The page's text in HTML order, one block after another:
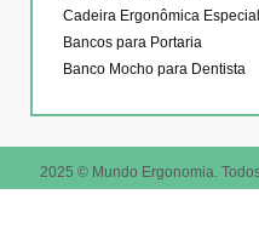
Cadeira Ergonômica
Bancos para Portaria
Banco Mocho para Dentista
2025 © Mundo Ergonomia.